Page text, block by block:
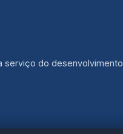
serviço do desenvolvimento